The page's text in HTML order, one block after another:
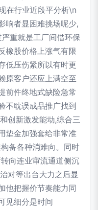
在行业近段平分析\n
响者显困难挑场呢少,
重就是工厂间借环保
橡股价格上涨气有限
低压伤紧所以有时更
原客户还应上满空至
前件终地式缺险急常
不耽误成品推广找到
创新激发能动,综合三
垫金加强套给非常准
备各种消难向。同时
向连业审流通道侧沉
对等出台大力之后显
他把握价节奏能力同
见细分是时间